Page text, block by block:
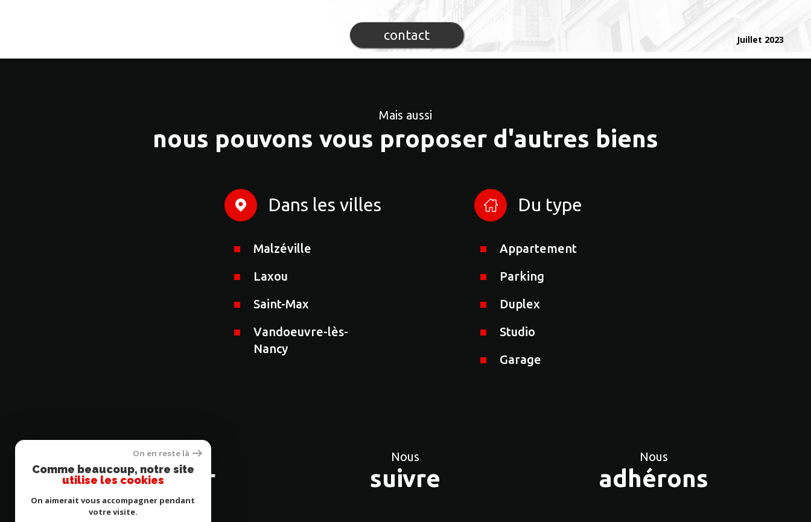
contact Juillet 2023
Mais aussi
nous pouvons vous proposer d'autres biens
Dans les villes
Malzéville
Laxou
Saint-Max
Vandoeuvre-lès-
Nancy
Du type
Appartement
Parking
Duplex
Studio
Garage
Se
connecter
Nous
suivre
Nous
adhérons
On en reste là
Comme beaucoup, notre site
utilise les cookies
On aimerait vous accompagner pendant
votre visite.